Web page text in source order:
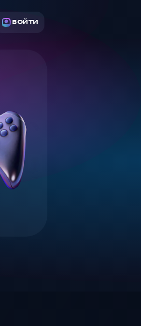
ВОЙТИ